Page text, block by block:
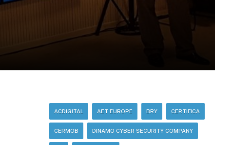
ACDIGITAL AET EUROPE BRY CERTIFICA
CERMOB DINAMO CYBER SECURITY COMPANY